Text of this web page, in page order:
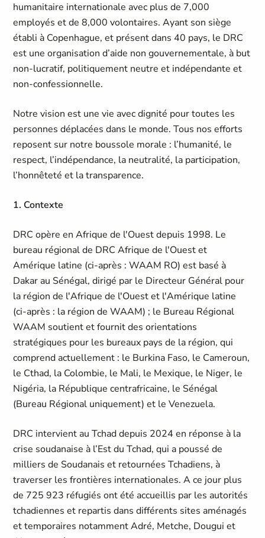
humanitaire internationale avec plus de 7,000
employés et de 8,000 volontaires. Ayant son siège
établi à Copenhague, et présent dans 40 pays, le DRC
est une organisation d’aide non gouvernementale, à but
non-lucratif, politiquement neutre et indépendante et
non-confessionnelle.
Notre vision est une vie avec dignité pour toutes les
personnes déplacées dans le monde. Tous nos efforts
reposent sur notre boussole morale : l’humanité, le
respect, l’indépendance, la neutralité, la participation,
l’honnêteté et la transparence.
1. Contexte
DRC opère en Afrique de l'Ouest depuis 1998. Le
bureau régional de DRC Afrique de l'Ouest et
Amérique latine (ci-après : WAAM RO) est basé à
Dakar au Sénégal, dirigé par le Directeur Général pour
la région de l'Afrique de l'Ouest et l'Amérique latine
(ci-après : la région de WAAM) ; le Bureau Régional
WAAM soutient et fournit des orientations
stratégiques pour les bureaux pays de la région, qui
comprend actuellement : le Burkina Faso, le Cameroun,
le Cthad, la Colombie, le Mali, le Mexique, le Niger, le
Nigéria, la République centrafricaine, le Sénégal
(Bureau Régional uniquement) et le Venezuela.
DRC intervient au Tchad depuis 2024 en réponse à la
crise soudanaise à l’Est du Tchad, qui a poussé de
milliers de Soudanais et retournées Tchadiens, à
traverser les frontières internationales. A ce jour plus
de 725 923 réfugiés ont été accueillis par les autorités
tchadiennes et repartis dans différents sites aménagés
et temporaires notamment Adré, Metche, Dougui et